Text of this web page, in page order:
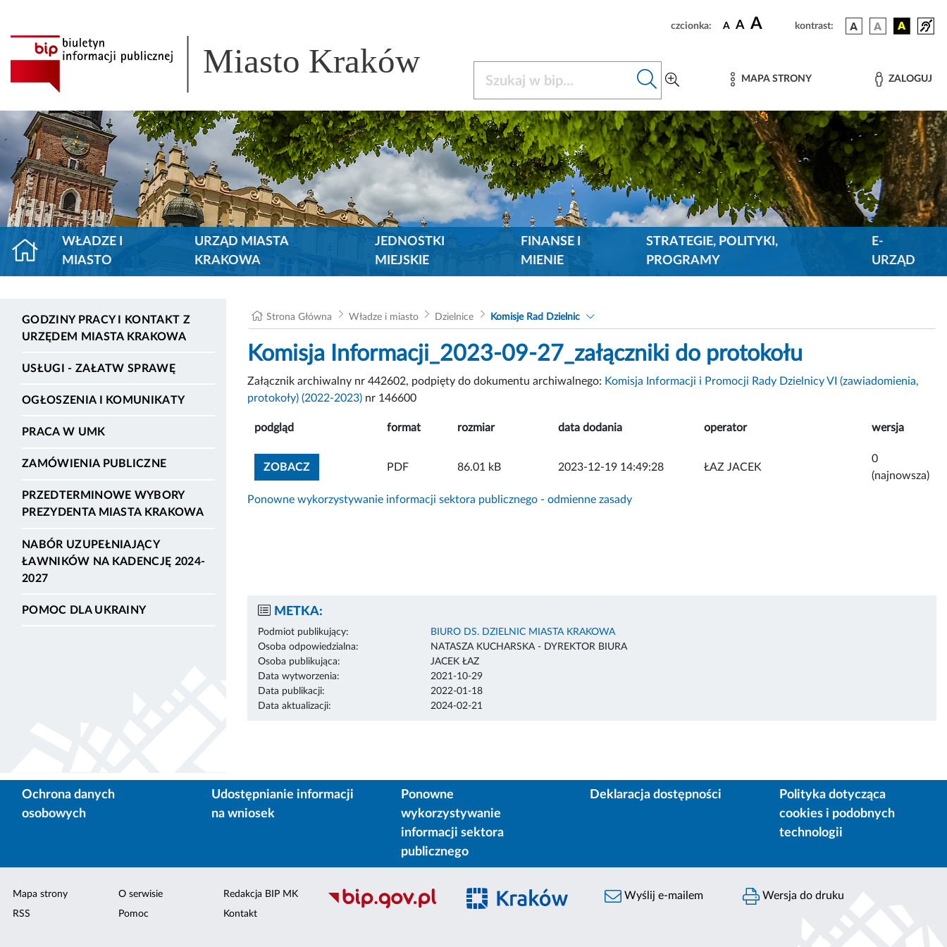
czcionka: A A A kontrast:
Miasto Kraków MAPA STRONY ZALOGUJ
WŁADZE I
MIASTO
URZĄD MIASTA
KRAKOWA
JEDNOSTKI
MIEJSKIE
FINANSE I
MIENIE
STRATEGIE, POLITYKI,
PROGRAMY
E-
URZĄD
GODZINY PRACY I KONTAKT Z
URZĘDEM MIASTA KRAKOWA
USŁUGI - ZAŁATW SPRAWĘ
OGŁOSZENIA I KOMUNIKATY
PRACA W UMK
ZAMÓWIENIA PUBLICZNE
PRZEDTERMINOWE WYBORY
PREZYDENTA MIASTA KRAKOWA
NABÓR UZUPEŁNIAJĄCY
ŁAWNIKÓW NA KADENCJĘ 2024-
2027
POMOC DLA UKRAINY
Strona Główna Władze i miasto Dzielnice Komisje Rad Dzielnic
Komisja Informacji_2023-09-27_załączniki do protokołu
Załącznik archiwalny nr 442602, podpięty do dokumentu archiwalnego: Komisja Informacji i Promocji Rady Dzielnicy VI (zawiadomienia,
protokoły) (2022-2023) nr 146600
podgląd format rozmiar data dodania operator wersja
ZOBACZZOBACZ ZAŁĄCZNIK
PDF 86.01 kB 2023-12-19 14:49:28 ŁAZ JACEK
0
(najnowsza)
Ponowne wykorzystywanie informacji sektora publicznego - odmienne zasady
METKA:
Podmiot publikujący:
BIURO DS. DZIELNIC MIASTA KRAKOWA
Osoba odpowiedzialna:
NATASZA KUCHARSKA - DYREKTOR BIURA
Osoba publikująca:
JACEK ŁAZ
Data wytworzenia:
2021-10-29
Data publikacji:
2022-01-18
Data aktualizacji:
2024-02-21
Ochrona danych
osobowych
Udostępnianie informacji
na wniosek
Ponowne
wykorzystywanie
informacji sektora
publicznego
Deklaracja dostępności
Polityka dotycząca
cookies i podobnych
technologii
Mapa strony
RSS
O serwisie
Pomoc
Redakcja BIP MK
Kontakt
Wyślij e-mailem Wersja do druku